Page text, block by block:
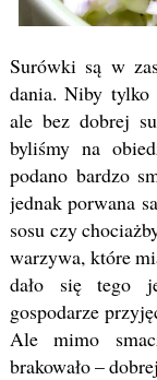
Surówki są w
dania. Niby tylko
ale bez dobrej
byliśmy na
podano bardzo
jednak porwana
sosu czy
warzywa, które
dało się tego
gospodarze
Ale mimo
brakowało –